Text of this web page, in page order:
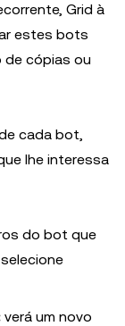
Grid à
estes bots
de cópias ou
cada bot,
lhe interessa
do bot que
verá um novo